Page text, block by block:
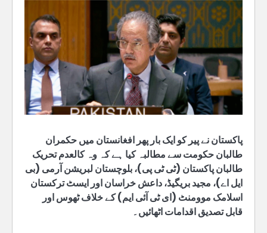
پاکستان نے پیر کو ایک بار پھر افغانستان میں حکمران
طالبان حکومت سے مطالبہ کیا ہے کہ وہ کالعدم تحریک
طالبان پاکستان (ٹی ٹی پی)، بلوچستان لبریشن آرمی (بی
ایل اے)، مجید بریگیڈ، داعش خراسان اور ایسٹ ترکستان
اسلامک موومنٹ (ای ٹی آئی ایم) کے خلاف ٹھوس اور
قابل تصدیق اقدامات اٹھائیں۔